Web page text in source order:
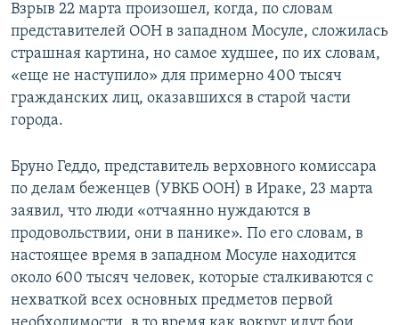
Взрыв 22 марта произошел, когда, по словам
представителей ООН в западном Мосуле, сложилась
страшная картина, но самое худшее, по их словам,
«еще не наступило» для примерно 400 тысяч
гражданских лиц, оказавшихся в старой части
города.
Бруно Геддо, представитель верховного комиссара
по делам беженцев (УВКБ ООН) в Ираке, 23 марта
заявил, что люди «отчаянно нуждаются в
продовольствии, они в панике». По его словам, в
настоящее время в западном Мосуле находится
около 600 тысяч человек, которые сталкиваются с
нехваткой всех основных предметов первой